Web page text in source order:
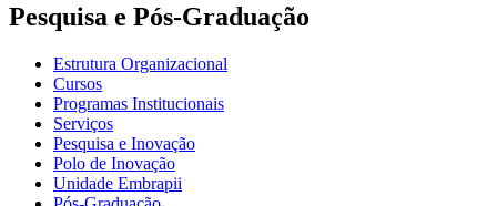
Pesquisa e Pós-Graduação
Estrutura Organizacional
Cursos
Programas Institucionais
Serviços
Pesquisa e Inovação
Polo de Inovação
Unidade Embrapii